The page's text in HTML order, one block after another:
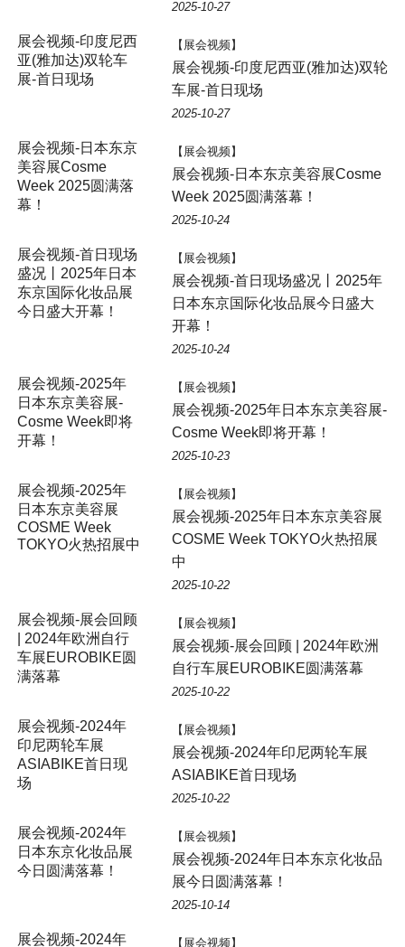
2025-10-27
展会视频-印度尼西
亚(雅加达)双轮车
展-首日现场
【展会视频】
展会视频-印度尼西亚(雅加达)双轮
车展-首日现场
2025-10-27
展会视频-日本东京
美容展Cosme
Week 2025圆满落
幕！
【展会视频】
展会视频-日本东京美容展Cosme
Week 2025圆满落幕！
2025-10-24
展会视频-首日现场
盛况丨2025年日本
东京国际化妆品展
今日盛大开幕！
【展会视频】
展会视频-首日现场盛况丨2025年
日本东京国际化妆品展今日盛大
开幕！
2025-10-24
展会视频-2025年
日本东京美容展-
Cosme Week即将
开幕！
【展会视频】
展会视频-2025年日本东京美容展-
Cosme Week即将开幕！
2025-10-23
展会视频-2025年
日本东京美容展
COSME Week
TOKYO火热招展中
【展会视频】
展会视频-2025年日本东京美容展
COSME Week TOKYO火热招展
中
2025-10-22
展会视频-展会回顾
| 2024年欧洲自行
车展EUROBIKE圆
满落幕
【展会视频】
展会视频-展会回顾 | 2024年欧洲
自行车展EUROBIKE圆满落幕
2025-10-22
展会视频-2024年
印尼两轮车展
ASIABIKE首日现
场
【展会视频】
展会视频-2024年印尼两轮车展
ASIABIKE首日现场
2025-10-22
展会视频-2024年
日本东京化妆品展
今日圆满落幕！
【展会视频】
展会视频-2024年日本东京化妆品
展今日圆满落幕！
2025-10-14
展会视频-2024年
【展会视频】